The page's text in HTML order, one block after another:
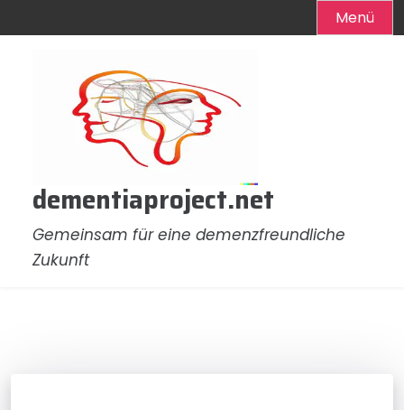
Menü
dementiaproject.net
Gemeinsam für eine demenzfreundliche
Zukunft